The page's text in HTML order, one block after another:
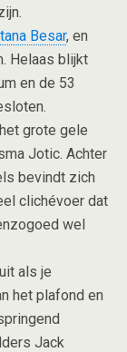
Besar, en
Helaas blijkt
en de 53
grote gele
Jotic. Achter
bevindt zich
clichévoer dat
wel
als je
het plafond en
Jack